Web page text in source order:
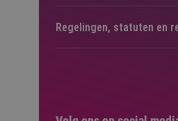
Regelingen, statuten en